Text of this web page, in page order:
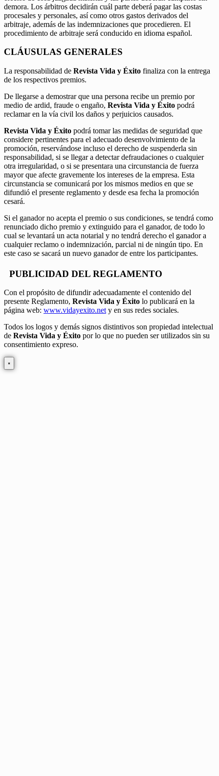
demora. Los árbitros decidirán cuál parte deberá pagar las costas
procesales y personales, así como otros gastos derivados del
arbitraje, además de las indemnizaciones que procedieren. El
procedimiento de arbitraje será conducido en idioma español.
CLÁUSULAS GENERALES
La responsabilidad de Revista Vida y Éxito finaliza con la entrega
de los respectivos premios.
De llegarse a demostrar que una persona recibe un premio por
medio de ardid, fraude o engaño, Revista Vida y Éxito podrá
reclamar en la vía civil los daños y perjuicios causados.
Revista Vida y Éxito podrá tomar las medidas de seguridad que
considere pertinentes para el adecuado desenvolvimiento de la
promoción, reservándose incluso el derecho de suspenderla sin
responsabilidad, si se llegar a detectar defraudaciones o cualquier
otra irregularidad, o si se presentara una circunstancia de fuerza
mayor que afecte gravemente los intereses de la empresa. Esta
circunstancia se comunicará por los mismos medios en que se
difundió el presente reglamento y desde esa fecha la promoción
cesará.
Si el ganador no acepta el premio o sus condiciones, se tendrá como
renunciado dicho premio y extinguido para el ganador, de todo lo
cual se levantará un acta notarial y no tendrá derecho el ganador a
cualquier reclamo o indemnización, parcial ni de ningún tipo. En
este caso se sacará un nuevo ganador de entre los participantes.
PUBLICIDAD DEL REGLAMENTO
Con el propósito de difundir adecuadamente el contenido del
presente Reglamento, Revista Vida y Éxito lo publicará en la
página web: www.vidayexito.nety en sus redes sociales.
Todos los logos y demás signos distintivos son propiedad intelectual
de Revista Vida y Éxito por lo que no pueden ser utilizados sin su
consentimiento expreso.
×